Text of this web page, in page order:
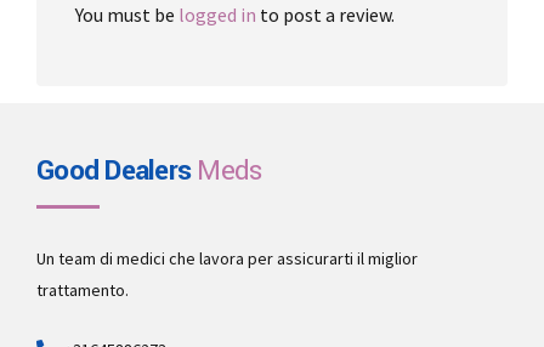
You must be logged in to post a review.
Good DealersMeds
Un team di medici che lavora per assicurarti il miglior
trattamento.